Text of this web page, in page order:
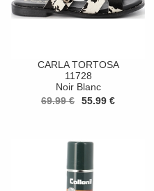
CARLA TORTOSA
11728
Noir Blanc
69.99 €
55.99 €